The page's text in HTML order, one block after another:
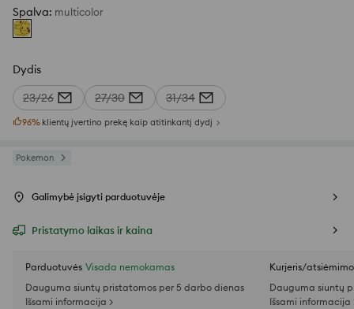
Spalva: multicolor
Dydis
23/26
27/30 31/34
96% klientų įvertino prekę kaip atitinkantį dydį
Pokemon
Galimybė įsigyti parduotuvėje
Pristatymo laikas ir kaina
Parduotuvės Visada nemokamas
Dauguma siuntų pristatomos per 5 darbo dienas
Išsami informacija >
Kurjeris/
Dauguma siuntų
Išsami informacija